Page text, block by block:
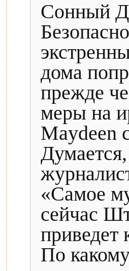
Сонный
дома
прежде
меры на
Maydeen
«Самое
сейчас
приведет
По